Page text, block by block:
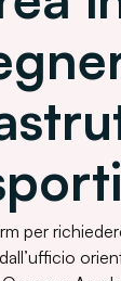
per